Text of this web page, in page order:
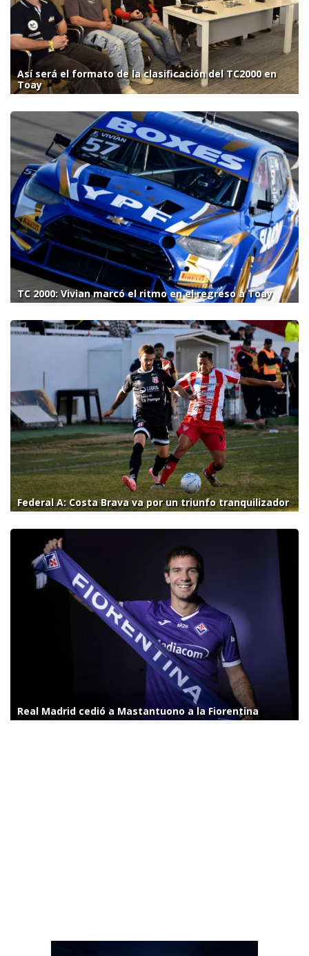
Así será el formato de la clasificación del TC2000 en
Toay
TC 2000: Vivian marcó el ritmo en el regreso a Toay
Federal A: Costa Brava va por un triunfo tranquilizador
Real Madrid cedió a Mastantuono a la Fiorentina